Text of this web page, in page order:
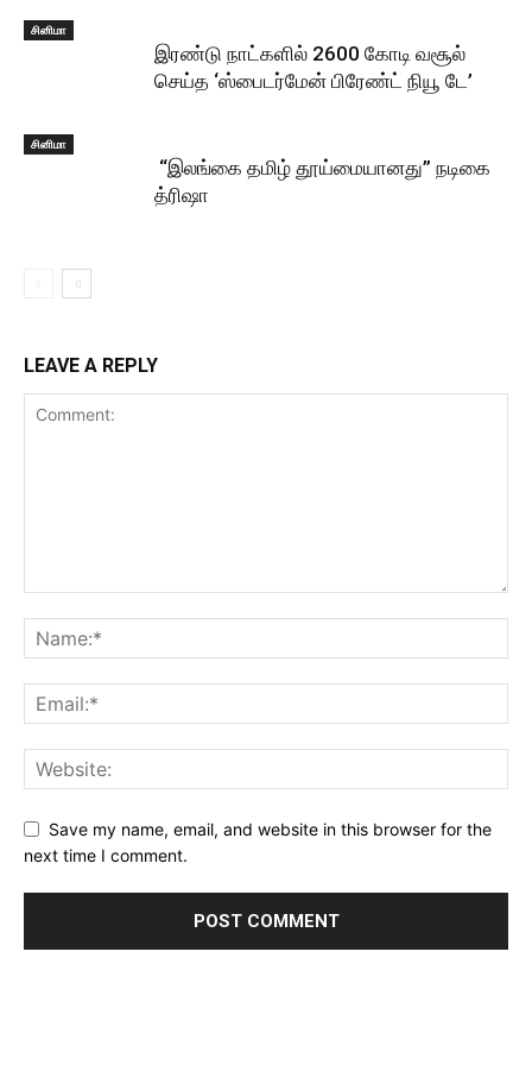
சினிமா
இரண்டு நாட்களில் 2600 கோடி வசூல்
செய்த ‘ஸ்பைடர்மேன் பிரேண்ட் நியூ டே’
சினிமா
“இலங்கை தமிழ் தூய்மையானது” நடிகை
த்ரிஷா
LEAVE A REPLY
Save my name, email, and website in this browser for the
next time I comment.